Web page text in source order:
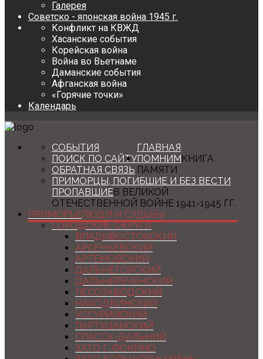
Галерея
Советско - японская война 1945 г.
Конфликт на КВЖД
Хасанские события
Корейская война
Война во Вьетнаме
Даманские события
Афганская война
«Горячие точки»
Календарь
ГЛАВНАЯ
СОБЫТИЯ
ПОИСК ПО САЙТУ
ОБРАТНАЯ СВЯЗЬ
ПОМНИМКНИГА
ПАМЯТИ
ПРИМОРЦЫ, ПОГИБШИЕ И БЕЗ ВЕСТИ
ПРОПАВШИЕВ ВЕЛИКОЙ
ОТЕЧЕСТВЕННОЙ ВОЙНЕ 1941-1945 ГГ.
ПРИМОРЬЕЛЮДИ И СУДЬБЫ
ГОРОДСКИЕ ОКРУГА
ВЛАДИВОСТОКСКИЙ
АРСЕНЬЕВСКИЙ
АРТЕМОВСКИЙ
ДАЛЬНЕГОРСКИЙ
ДАЛЬНЕРЕЧЕНСКИЙ
ЛЕСОЗАВОДСКИЙ
НАХОДКИНСКИЙ
УССУРИЙСКИЙ
ПАРТИЗАНСКИЙ
СПАССК-ДАЛЬНИЙ
ЗАТО Г. ФОКИНО